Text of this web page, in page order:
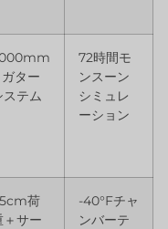
ター
ステム
72時間モ
ンスーン
シミュレ
ーション
荷
＋サー
-40°Fチャ
ンバーテ